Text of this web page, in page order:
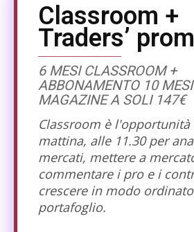
Classroom +
Traders’
6 MESI CLASSROOM +
ABBONAMENTO 10 MESI
MAGAZINE A SOLI 147€
Classroom è
mattina, alle 11.30 per
mercati, mettere a
commentare i pro e i
crescere in modo
portafoglio.